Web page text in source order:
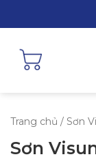
Trang chủ / Sơn
Sơn